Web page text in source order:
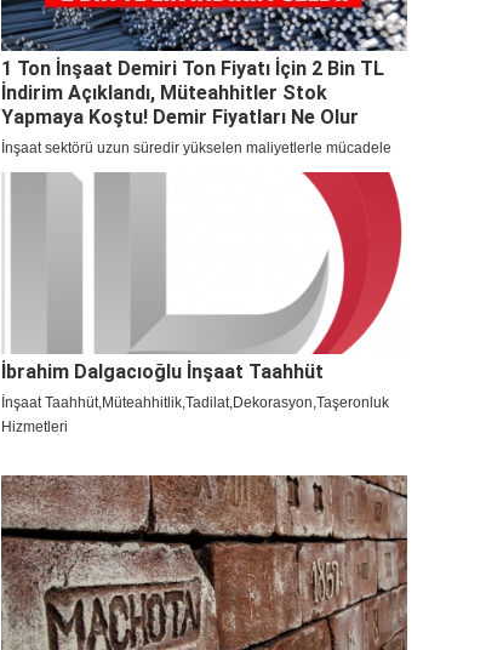
1 Ton İnşaat Demiri Ton Fiyatı İçin 2 Bin TL
İndirim Açıklandı, Müteahhitler Stok
Yapmaya Koştu! Demir Fiyatları Ne Olur
İnşaat sektörü uzun süredir yükselen maliyetlerle mücadele
etmeye çalışırken demir ve çimento fiyatları bu alanda başı
çekiyordu. Demir piyasasında fiyatlarda geri çekilme başladı,
İbrahim Dalgacıoğlu İnşaat Taahhüt
İnşaat Taahhüt,Müteahhitlik,Tadilat,Dekorasyon,Taşeronluk
Hizmetleri